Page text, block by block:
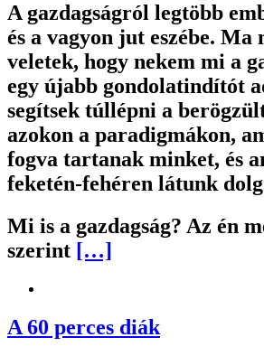
A gazdagságról legtöbb
és a vagyon jut eszébe. Ma
veletek, hogy nekem mi a
egy újabb gondolatindítót
segítsek túllépni a
azokon a paradigmákon,
fogva tartanak minket, és
feketén-fehéren látunk
Mi is a gazdagság? Az én
szerint […]
A 60 perces diák